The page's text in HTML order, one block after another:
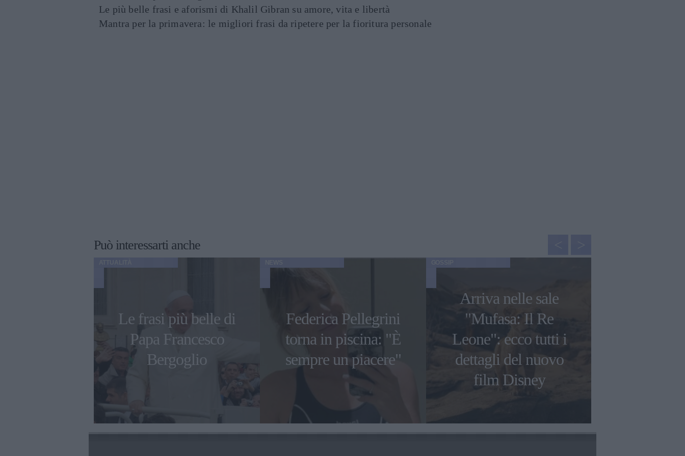
Le più belle frasi e aforismi di Khalil Gibran su amore, vita e libertà
Mantra per la primavera: le migliori frasi da ripetere per la fioritura personale
Può interessarti anche
Le frasi più belle di
Papa Francesco
Bergoglio
Federica Pellegrini
torna in piscina: "È
sempre un piacere"
Arriva nelle sale
"Mufasa: Il Re
Leone": ecco tutti i
dettagli del nuovo
film Disney